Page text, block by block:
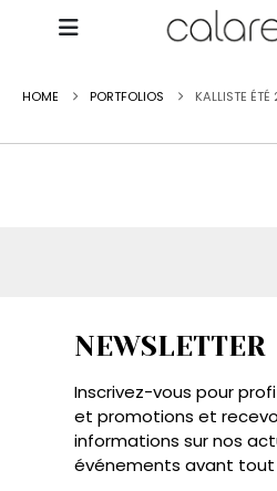
HOME PORTFOLIOS KALLISTE ÉTÉ
NEWSLETTER
Inscrivez-vous pour
et promotions et
informations sur nos
événements avant tout